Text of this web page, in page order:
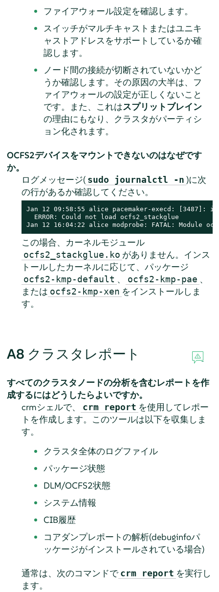
ファイアウォール設定を確認します。
スイッチがマルチキャストまたはユニキ
ャストアドレスをサポートしているか確
認します。
ノード間の接続が切断されていないかど
うか確認します。その原因の大半は、フ
ァイアウォールの設定が正しくないこと
です。また、これはスプリットブレイン
の理由にもなり、クラスタがパーティシ
ョン化されます。
OCFS2デバイスをマウントできないのはなぜです
か。
ログメッセージ( sudo journalctl -n )に次
の行があるか確認してください。
Jan 12 09:58:55 alice pacemaker-execd:
  ERROR: Could not load ocfs2_stackglue
Jan 12 16:04:22 alice modprobe: FATAL: Module
この場合、カーネルモジュール
ocfs2_stackglue.ko がありません。インス
トールしたカーネルに応じて、パッケージ
ocfs2-kmp-default 、 ocfs2-kmp-pae 、
または ocfs2-kmp-xen をインストールしま
す。
A8 クラスタレポート
すべてのクラスタノードの分析を含むレポートを作
成するにはどうしたらよいですか。
crmシェルで、
crm report を使用してレポー
トを作成します。このツールは以下を収集しま
す。
クラスタ全体のログファイル
パッケージ状態
DLM/OCFS2状態
システム情報
CIB履歴
コアダンプレポートの解析(debuginfoパ
ッケージがインストールされている場合)
通常は、次のコマンドで crm report を実行し
ます。